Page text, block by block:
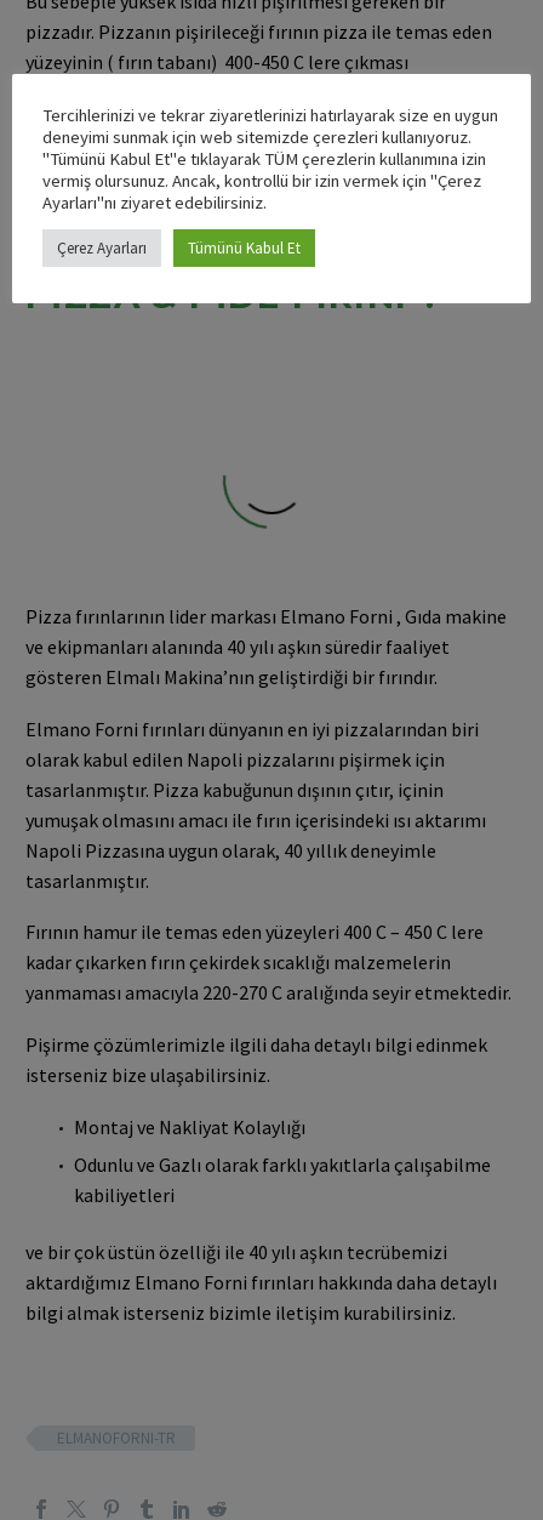
pizzadır. Pizzanın pişirileceği fırının pizza ile temas eden
yüzeyinin ( fırın tabanı) 400-450 C lere çıkması
arasında olmalıdır ki malzemeler yanmasın.
NEDEN ELMANO FORNİ
PİZZA & PİDE FIRINI ?
Pizza fırınlarının lider markası Elmano Forni , Gıda makine
ve ekipmanları alanında 40 yılı aşkın süredir faaliyet
gösteren Elmalı Makina’nın geliştirdiği bir fırındır.
Elmano Forni fırınları dünyanın en iyi pizzalarından biri
olarak kabul edilen Napoli pizzalarını pişirmek için
tasarlanmıştır. Pizza kabuğunun dışının çıtır, içinin
yumuşak olmasını amacı ile fırın içerisindeki ısı aktarımı
Napoli Pizzasına uygun olarak, 40 yıllık deneyimle
tasarlanmıştır.
Fırının hamur ile temas eden yüzeyleri 400 C – 450 C lere
kadar çıkarken fırın çekirdek sıcaklığı malzemelerin
yanmaması amacıyla 220-270 C aralığında seyir etmektedir.
Pişirme çözümlerimizle ilgili daha detaylı bilgi edinmek
isterseniz bize ulaşabilirsiniz.
Montaj ve Nakliyat Kolaylığı
Odunlu ve Gazlı olarak farklı yakıtlarla çalışabilme
kabiliyetleri
ve bir çok üstün özelliği ile 40 yılı aşkın tecrübemizi
aktardığımız Elmano Forni fırınları hakkında daha detaylı
bilgi almak isterseniz bizimle iletişim kurabilirsiniz.
ELMANOFORNI-TR
Tercihlerinizi ve tekrar ziyaretlerinizi hatırlayarak size en uygun
deneyimi sunmak için web sitemizde çerezleri kullanıyoruz.
"Tümünü Kabul Et"e tıklayarak TÜM çerezlerin kullanımına izin
vermiş olursunuz. Ancak, kontrollü bir izin vermek için "Çerez
Ayarları"nı ziyaret edebilirsiniz.
Çerez Ayarları Tümünü Kabul Et